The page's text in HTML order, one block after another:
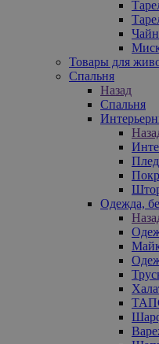
Товары для
Спальня
Назад
Спальня
Одежда,